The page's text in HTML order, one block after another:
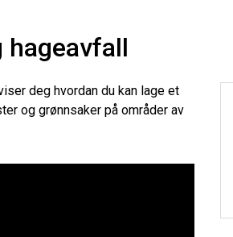
deg hvordan du kan lage et
og grønnsaker på områder av